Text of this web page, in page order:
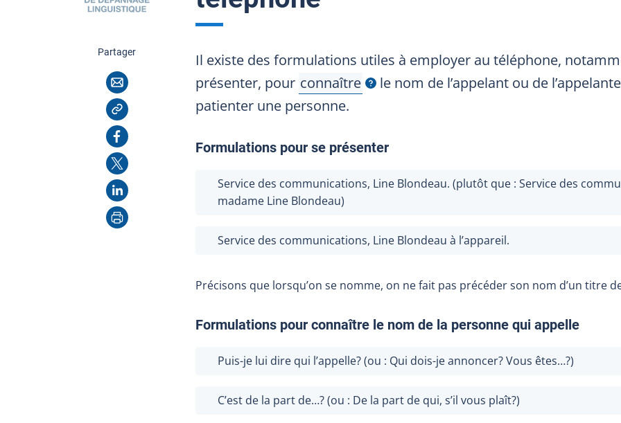
Partagercette page
Courriel
Copier l'adresse
Facebook
X
LinkedIn
Imprimer
Il existe des formulations utiles à employer au téléphone,
présenter, pour connaître
Afficher l'infobullele nom de l’appelant ou de
patienter une personne.
Formulations pour se présenter
Service des communications, Line Blondeau. (plutôt que : Service des
madame Line Blondeau)
Service des communications, Line Blondeau à l’appareil.
Précisons que lorsqu’on se nomme, on ne fait pas précéder son nom d’un titre
Formulations pour connaître le nom de la personne qui appelle
Puis-je lui dire qui l’appelle? (ou : Qui dois-je annoncer? Vous êtes…?)
C’est de la part de…? (ou : De la part de qui, s’il vous plaît?)